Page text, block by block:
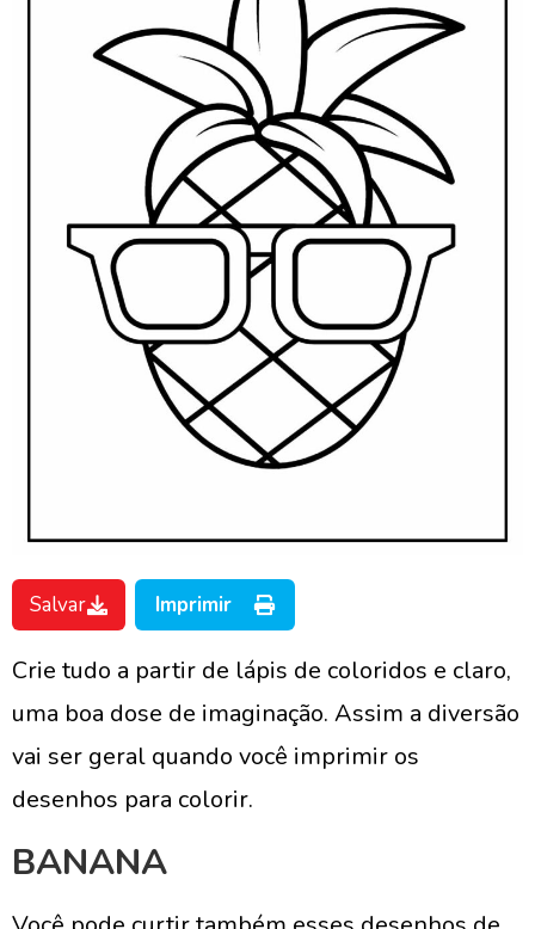
Salvar Imprimir
Crie tudo a partir de lápis de coloridos e claro,
uma boa dose de imaginação. Assim a diversão
vai ser geral quando você imprimir os
desenhos para colorir.
BANANA